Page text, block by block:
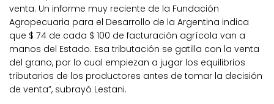
venta. Un informe muy reciente de la Fundación
Agropecuaria para el Desarrollo de la Argentina indica
que $ 74 de cada $ 100 de facturación agrícola van a
manos del Estado. Esa tributación se gatilla con la venta
del grano, por lo cual empiezan a jugar los equilibrios
tributarios de los productores antes de tomar la decisión
de venta”, subrayó Lestani.